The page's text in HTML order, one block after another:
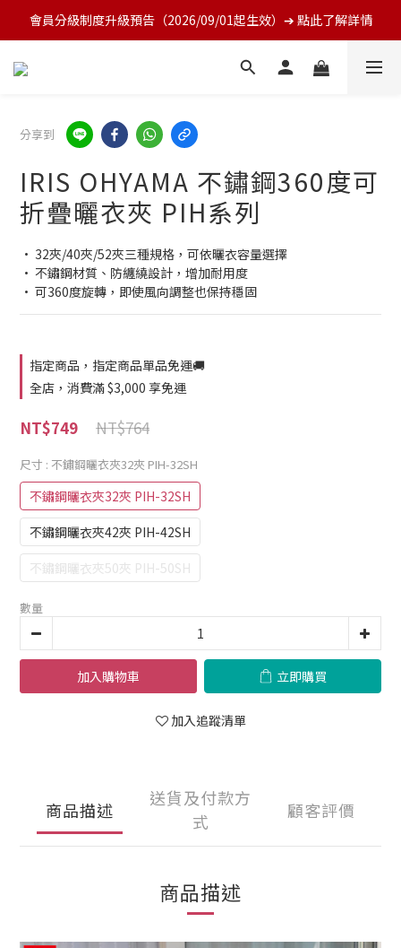
會員分級制度升級預告（2026/09/01起生效）➔ 點此了解詳情
分享到
IRIS OHYAMA 不鏽鋼360度可
折疊曬衣夾 PIH系列
• 32夾/40夾/52夾三種規格，可依曬衣容量選擇
• 不鏽鋼材質、防纏繞設計，增加耐用度
• 可360度旋轉，即使風向調整也保持穩固
指定商品，指定商品單品免運🚚
全店，消費滿 $3,000 享免運
NT$764
NT$749
尺寸 : 不鏽鋼曬衣夾32夾 PIH-32SH
不鏽鋼曬衣夾32夾 PIH-32SH
不鏽鋼曬衣夾42夾 PIH-42SH
不鏽鋼曬衣夾50夾 PIH-50SH
數量
加入購物車 立即購買
加入追蹤清單
商品描述
送貨及付款方
式
顧客評價
商品描述